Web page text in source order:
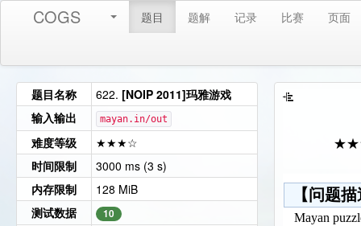
COGS 题目 题解 记录 比赛 页面
题目名称 622. [NOIP 2011]玛雅游戏
输入输出
mayan.in/out
难度等级
★★★☆
时间限制
3000 ms (3 s)
内存限制
128 MiB
测试数据
10
【问题
Mayan